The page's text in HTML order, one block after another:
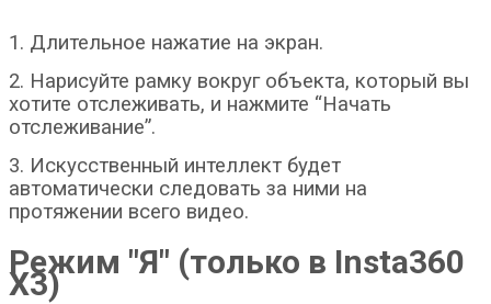
1. Длительное нажатие на экран.
2. Нарисуйте рамку вокруг объекта, который вы
хотите отслеживать, и нажмите “Начать
отслеживание”.
3. Искусственный интеллект будет
автоматически следовать за ними на
протяжении всего видео.
Режим "Я" (только в Insta360
X3)